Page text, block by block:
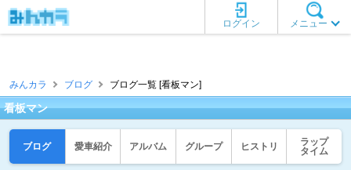
メニュー
ログイン
みんカラ ブログ ブログ一覧 [看板マン]
看板マン
ブログ 愛車紹介 アルバム グループ ヒストリ
ラップ
タイム